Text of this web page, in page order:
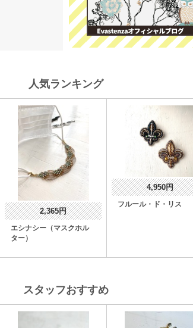
人気ランキング
2,365円
エシナシー（マスクホル
ター）
4,950円
フルール・ド・リス
スタッフおすすめ